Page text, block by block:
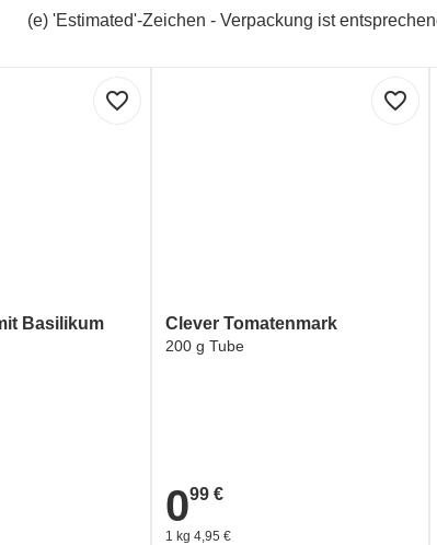
(e) 'Estimated'-Zeichen - Verpackung ist
favorite_border
Basilikum
favorite_border
Clever Tomatenmark
200 g Tube
0,99 €
099 €
1 kg 4,95 €